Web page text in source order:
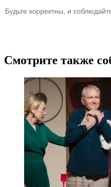
Будьте корректны, и
Смотрите также